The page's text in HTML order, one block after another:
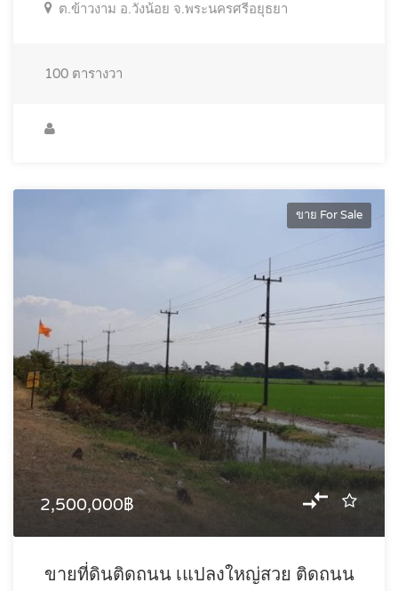
ต.ข้าวงาม อ.วังน้อย จ.พระนครศรีอยุธยา
100 ตารางวา
ขาย For Sale
2,500,000฿
ขายที่ดินติดถนน เแปลงใหญ่สวย ติดถนน